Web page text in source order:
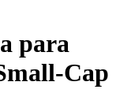
para
Cap